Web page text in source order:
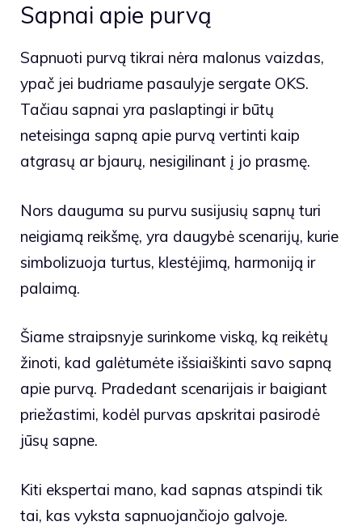
Sapnai apie purvą
Sapnuoti purvą tikrai nėra malonus vaizdas,
ypač jei budriame pasaulyje sergate OKS.
Tačiau sapnai yra paslaptingi ir būtų
neteisinga sapną apie purvą vertinti kaip
atgrasų ar bjaurų, nesigilinant į jo prasmę.
Nors dauguma su purvu susijusių sapnų turi
neigiamą reikšmę, yra daugybė scenarijų, kurie
simbolizuoja turtus, klestėjimą, harmoniją ir
palaimą.
Šiame straipsnyje surinkome viską, ką reikėtų
žinoti, kad galėtumėte išsiaiškinti savo sapną
apie purvą. Pradedant scenarijais ir baigiant
priežastimi, kodėl purvas apskritai pasirodė
jūsų sapne.
Kiti ekspertai mano, kad sapnas atspindi tik
tai, kas vyksta sapnuojančiojo galvoje.